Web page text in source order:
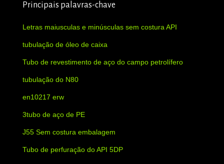
Principais palavras-chave
Letras maiusculas e minúsculas sem costura API
tubulação de óleo de caixa
Tubo de revestimento de aço do campo petrolífero
tubulação do N80
en10217 erw
3tubo de aço de PE
J55 Sem costura embalagem
Tubo de perfuração do API 5DP